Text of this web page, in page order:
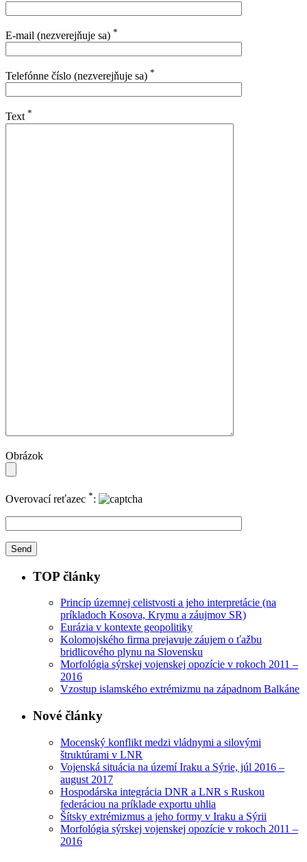
E-mail (nezverejňuje sa) *
Telefónne číslo (nezverejňuje sa) *
Text *
Obrázok
Overovací reťazec *:
TOP články
Princíp územnej celistvosti a jeho interpretácie (na
príkladoch Kosova, Krymu a záujmov SR)
Eurázia v kontexte geopolitiky
Kolomojského firma prejavuje záujem o ťažbu
bridlicového plynu na Slovensku
Morfológia sýrskej vojenskej opozície v rokoch 2011 –
2016
Vzostup islamského extrémizmu na západnom Balkáne
Nové články
Mocenský konflikt medzi vládnymi a silovými
štruktúrami v LNR
Vojenská situácia na území Iraku a Sýrie, júl 2016 –
august 2017
Hospodárska integrácia DNR a LNR s Ruskou
federáciou na príklade exportu uhlia
Šítsky extrémizmus a jeho formy v Iraku a Sýrii
Morfológia sýrskej vojenskej opozície v rokoch 2011 –
2016